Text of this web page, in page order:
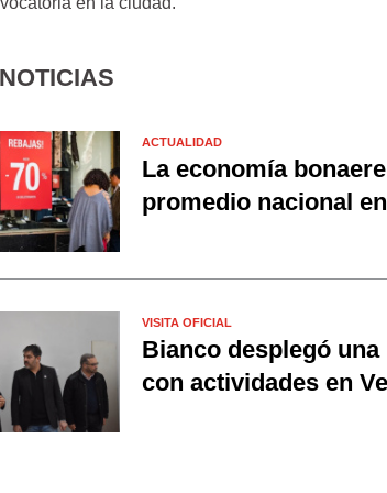
ACTUALIDAD
La economía
promedio nacional
VISITA OFICIAL
Bianco desplegó
con actividades en